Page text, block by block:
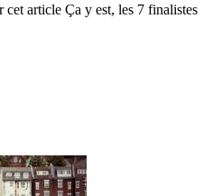
article Ça y est, les 7 finalistes